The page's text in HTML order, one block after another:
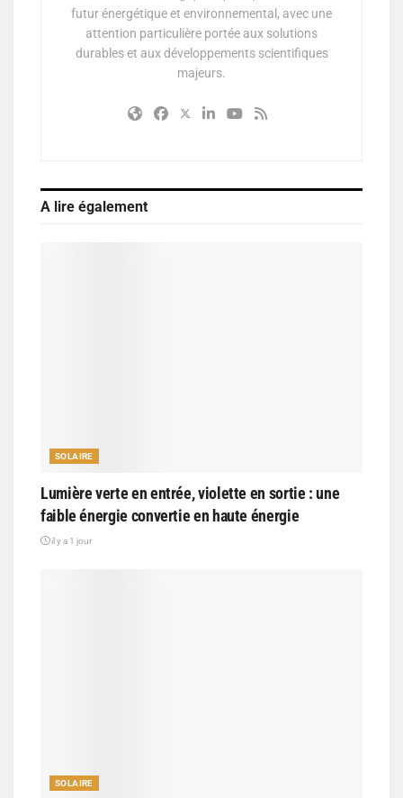
futur énergétique et environnemental, avec une
attention particulière portée aux solutions
durables et aux développements scientifiques
majeurs.
A lire également
SOLAIRE
Lumière verte en entrée, violette en sortie : une
faible énergie convertie en haute énergie
il y a 1 jour
SOLAIRE